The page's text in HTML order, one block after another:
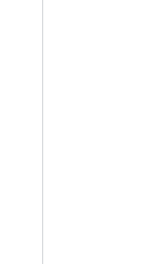
용해 계정에 연결된 모